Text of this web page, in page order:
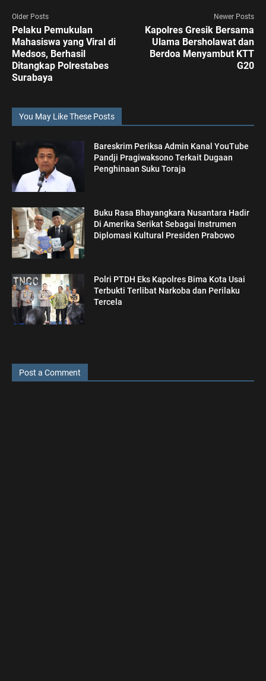
Older Posts
Pelaku Pemukulan
Mahasiswa yang Viral di
Medsos, Berhasil
Ditangkap Polrestabes
Surabaya
Newer Posts
Kapolres Gresik Bersama
Ulama Bersholawat dan
Berdoa Menyambut KTT
G20
You May Like These Posts
Bareskrim Periksa Admin Kanal YouTube
Pandji Pragiwaksono Terkait Dugaan
Penghinaan Suku Toraja
Buku Rasa Bhayangkara Nusantara Hadir
Di Amerika Serikat Sebagai Instrumen
Diplomasi Kultural Presiden Prabowo
Polri PTDH Eks Kapolres Bima Kota Usai
Terbukti Terlibat Narkoba dan Perilaku
Tercela
Post a Comment